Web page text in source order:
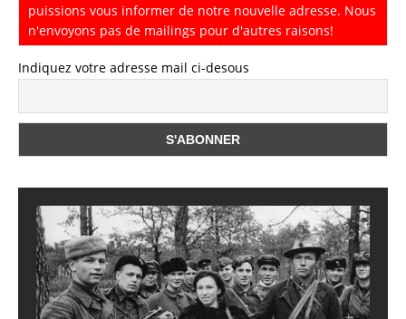
puissions vous informer de notre nouvelle adresse. Nous
n'envoyons pas de mailings pour d'autres raisons!
Indiquez votre adresse mail ci-desous